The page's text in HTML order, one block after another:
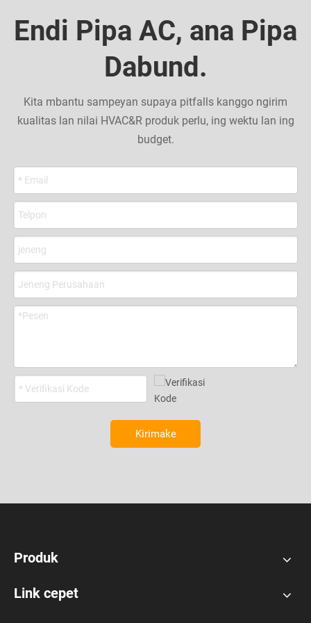
ukuran, meter etc.
nggunakake.
nggunakake.
Endi Pipa AC, ana Pipa
Dabund.
Kita mbantu sampeyan supaya pitfalls kanggo ngirim
kualitas lan nilai HVAC&R produk perlu, ing wektu lan ing
budget.
Kirimake
Produk
Link cepet